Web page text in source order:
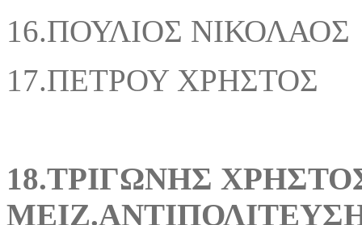
16.ΠΟΥΛΙΟΣ ΝΙΚΟΛΑΟΣ
17.ΠΕΤΡΟΥ ΧΡΗΣΤΟΣ
18.ΤΡΙΓΩΝΗΣ